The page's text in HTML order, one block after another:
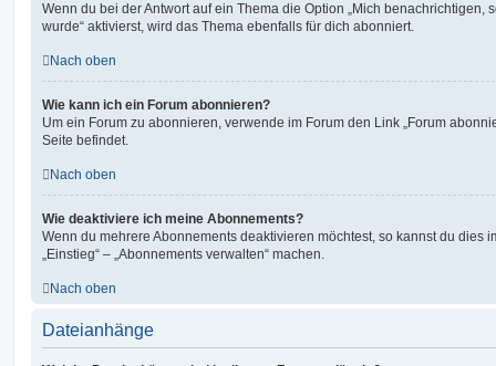
Wenn du bei der Antwort auf ein Thema die Option „Mich benachrichtigen,
wurde“ aktivierst, wird das Thema ebenfalls für dich abonniert.
Nach oben
Wie kann ich ein Forum abonnieren?
Um ein Forum zu abonnieren, verwende im Forum den Link „Forum
Seite befindet.
Nach oben
Wie deaktiviere ich meine Abonnements?
Wenn du mehrere Abonnements deaktivieren möchtest, so kannst du dies
„Einstieg“ – „Abonnements verwalten“ machen.
Nach oben
Dateianhänge